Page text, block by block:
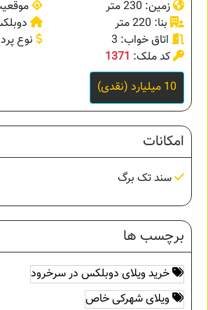
زمین: 230 متر
بنا: 220 متر
اتاق خواب: 3
نوع
کد ملک: 1371
10 میلیارد (نقدی)
امکانات
سند تک برگ
برچسب ها
خرید ویلای دوبلکس در سرخرود
ویلای شهرکی خاص